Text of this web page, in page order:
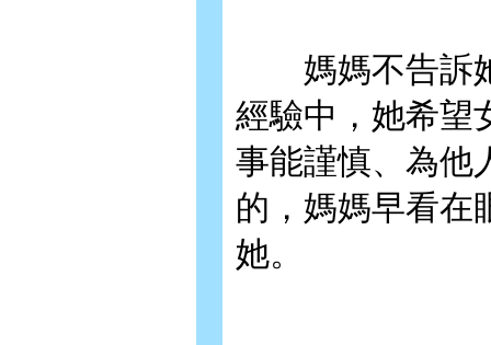
媽媽不告訴她
經驗中，她希望
事能謹慎、為他
的，媽媽早看在
她。